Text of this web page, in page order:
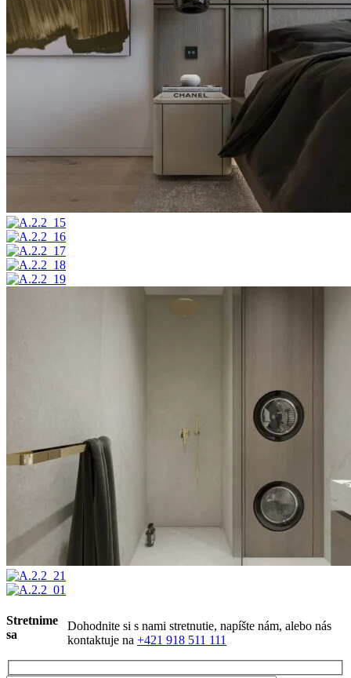
Stretnime
sa
Dohodnite si s nami stretnutie, napíšte nám, alebo nás
kontaktuje na +421 918 511 111